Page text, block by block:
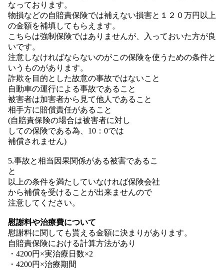
なっております。
物損などの自賠責保険では補えない損害と１２０万円以上
の金額を補填してもらえます。
こちらは強制保険ではありませんが、入っておいた方が良
いです。
注意しなければならないのがこの保険を使うための条件と
いうものがあります。
詐欺を目的とした故意の事故ではないこと
自動車の運行による事故であること
被害者は加害者から見て他人であること
相手方に賠償責任があること
(自賠責保険の場合は被害者に対し
しての保険である為、10：0では
補償されません)
5.事故と相当因果関係がある被害であるこ
と
以上の条件を満たしていなければ保険会社
から補償を受けることが出来ませんので
注意してください。
慰謝料や治療費について
慰謝料に関しても貰える金額に決まりがあります。
自賠責保険における計算方法があり
・4200円×実治療日数×2
・4200円×治療期間